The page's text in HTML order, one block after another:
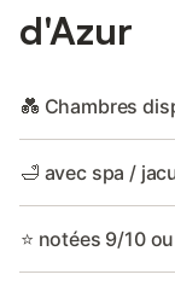
d'Azur
💑 Chambres
🛁 avec spa /
⭐ notées 9/10